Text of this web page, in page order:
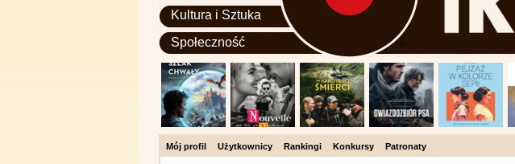
Kultura i Sztuka
Społeczność
Mój profil Użytkownicy Rankingi Konkursy Patronaty